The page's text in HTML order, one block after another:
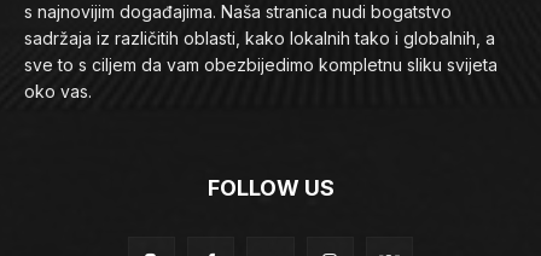
s najnovijim događajima. Naša stranica nudi bogatstvo
sadržaja iz različitih oblasti, kako lokalnih tako i globalnih, a
sve to s ciljem da vam obezbijedimo kompletnu sliku svijeta
oko vas.
FOLLOW US